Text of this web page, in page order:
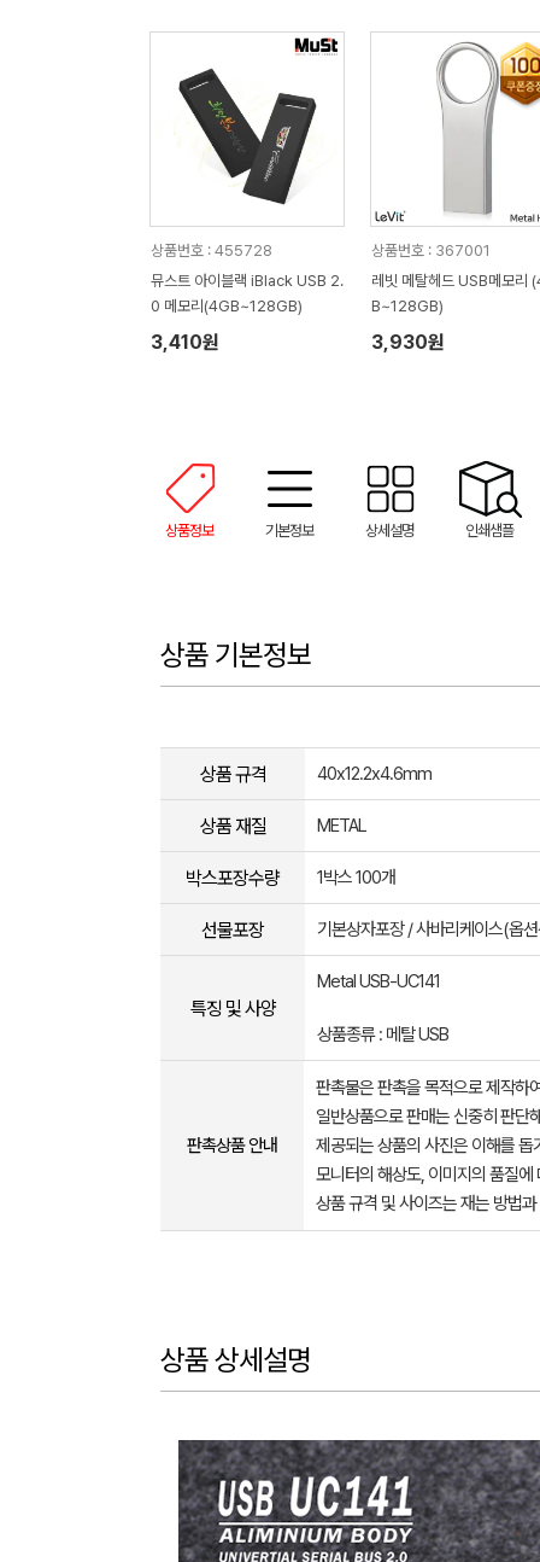
상품번호 : 455728
뮤스트 아이블랙 iBlack USB 2.
0 메모리(4GB~128GB)
3,410원
상품번호 : 367001
레빗 메탈헤드 USB메모리
B~128GB)
3,930원
상품정보 기본정보 상세설명 인쇄샘플
상품 기본정보
상품 규격 40x12.2x4.6mm
상품 재질 METAL
박스포장수량 1박스 100개
선물포장 기본상자포장 / 사바리케이스(옵
특징 및 사양
Metal USB-UC141
상품종류 : 메탈 USB
판촉상품 안내
판촉물은 판촉을 목적으로 제작하
일반상품으로 판매는 신중히 판단
제공되는 상품의 사진은 이해를
모니터의 해상도, 이미지의 품질
상품 규격 및 사이즈는 재는 방법
상품 상세설명